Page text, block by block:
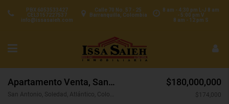
8 am - 4:30 pm L-J 8 am
- 5:00 pm V
8 am - 12 pm S
Calle 70 No. 57 - 25
Barranquilla, Colombia
PBX 6053533427
CEL3157227537
info@issasaieh.com
Apartamento Venta, San Antonio, Soledad (32283)
San Antonio, Soledad, Atlántico, Colombia
$180,000,000
$174,000